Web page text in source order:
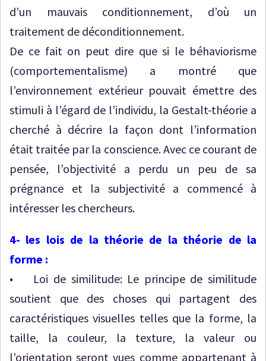
d’un mauvais conditionnement, d’où un
traitement de déconditionnement.
De ce fait on peut dire que si le béhaviorisme
(comportementalisme) a montré que
l’environnement extérieur pouvait émettre des
stimuli à l’égard de l’individu, la Gestalt-théorie a
cherché à décrire la façon dont l’information
était traitée par la conscience. Avec ce courant de
pensée, l’objectivité a perdu un peu de sa
prégnance et la subjectivité a commencé à
intéresser les chercheurs.
4- les lois de la théorie de la théorie de la
forme :
• Loi de similitude: Le principe de similitude
soutient que des choses qui partagent des
caractéristiques visuelles telles que la forme, la
taille, la couleur, la texture, la valeur ou
l’orientation seront vues comme appartenant à